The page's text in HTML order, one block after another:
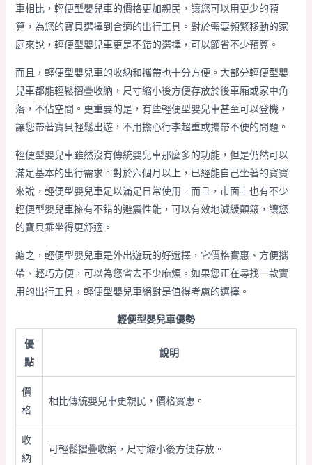
車相比，輕便型嬰兒車的價格更加親民，讓您可以用更少的預
算，為您的寶貝選擇到合適的出行工具。對於需要頻繁移動的家
庭來說，輕便型嬰兒車更是不錯的選擇，可以節省不少預算。
而且，輕便型嬰兒車的收納和攜帶也十分方便。大部分輕便型嬰
兒車都能輕鬆摺疊收納，尺寸縮小後方便存放於後車廂或家中角
落，不佔空間。更重要的是，有些輕便型嬰兒車甚至可以登機，
讓您帶著寶貝輕鬆出遊，不用擔心行李超重或攜帶不便的問題。
輕便型嬰兒車雖然沒有傳統嬰兒車那麼多的功能，但是仍然可以
滿足基本的出行需求。對於六個月以上，已經能自己坐著的寶寶
來說，輕便型嬰兒車足以滿足日常使用。而且，市面上也有不少
輕便型嬰兒車擁有不錯的避震性能，可以有效地減緩顛簸，讓您
的寶貝乘坐得更舒適。
總之，輕便型嬰兒車是外出遊玩的好選擇，它價格實惠、方便攜
帶、輕巧方便，可以為您省去不少麻煩。如果您正在尋找一款實
用的出行工具，輕便型嬰兒車絕對是值得考慮的選擇。
輕便型嬰兒車優勢
優
點
說明
價
格
相比傳統嬰兒車更親民，價格實惠。
收
納
可輕鬆摺疊收納，尺寸縮小後方便存放。